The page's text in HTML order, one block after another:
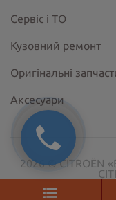
Сервіс і ТО
Кузовний ремонт
Оригінальні
Аксесуари
2026 © CITROËN